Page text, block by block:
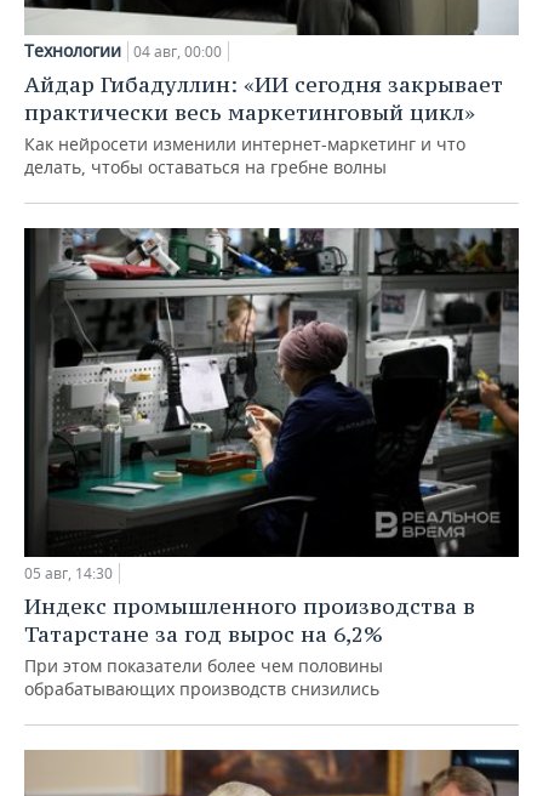
Технологии 04 авг, 00:00
Айдар Гибадуллин: «ИИ сегодня закрывает
практически весь маркетинговый цикл»
Как нейросети изменили интернет-маркетинг и что
делать, чтобы оставаться на гребне волны
05 авг, 14:30
Индекс промышленного производства в
Татарстане за год вырос на 6,2%
При этом показатели более чем половины
обрабатывающих производств снизились